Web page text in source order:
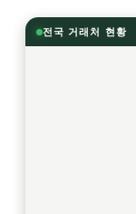
전국 거래처 현황